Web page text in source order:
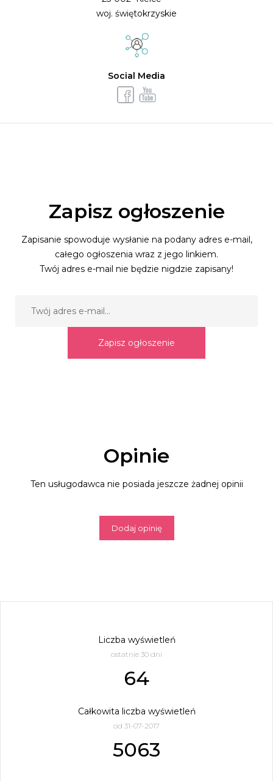
woj. świętokrzyskie
Social Media
Zapisz ogłoszenie
Zapisanie spowoduje wysłanie na podany adres e-mail,
całego ogłoszenia wraz z jego linkiem.
Twój adres e-mail nie będzie nigdzie zapisany!
Zapisz ogłoszenie
Opinie
Ten usługodawca nie posiada jeszcze żadnej opinii
Dodaj opinię
Liczba wyświetleń
ostatnie 30 dni
64
Całkowita liczba wyświetleń
od 31-07-2017
5063